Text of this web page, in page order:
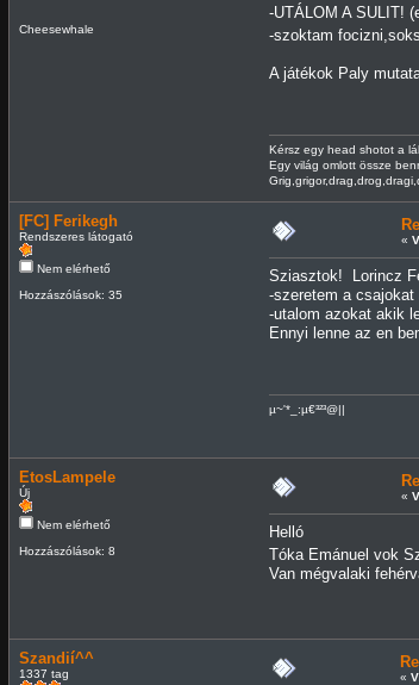
Cheesewhale
-UTÁLOM A SULIT!
-szoktam
A játékok Paly
Kérsz egy head shotot a
Egy világ omlott össze
[FC] Ferikegh
Rendszeres látogató
Nem elérhető
Hozzászólások: 35
«
Sziasztok! Lorincz
-szeretem a
-utalom azokat akik
Ennyi lenne az en
µ~'*_:µ€³²³@||
EtosLampele
Új
Nem elérhető
Hozzászólások: 8
«
Helló
Tóka Emánuel vok
Van mégvalaki
Szandií^^
1337 tag «